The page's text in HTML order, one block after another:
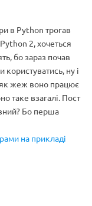
в Python трогав
2, хочеться
бо зараз почав
користуватись, ну і
жеж воно працює
таке взагалі. Пост
Бо перша
на прикладі